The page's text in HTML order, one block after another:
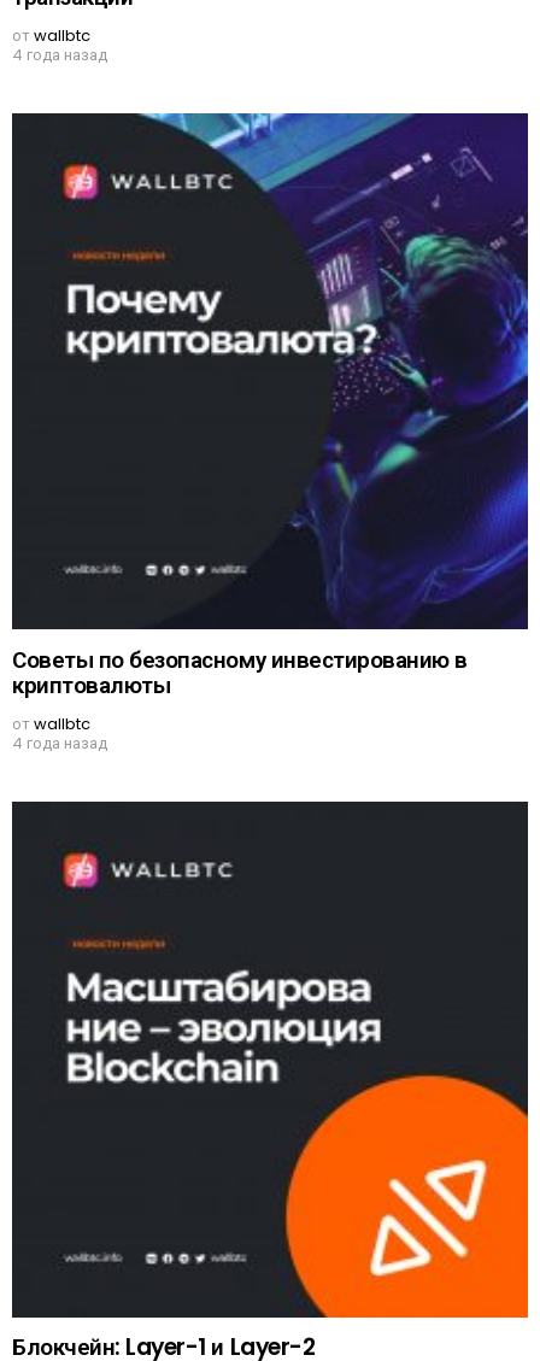
отwallbtc
4 года назад
Советы по безопасному инвестированию в
криптовалюты
отwallbtc
4 года назад
Блокчейн: Layer-1 и Layer-2